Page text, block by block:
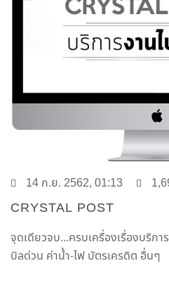
14 ก.ย. 2562, 01:13
CRYSTAL POST
จุดเดียวจบ...ครบเครื่องเรื่องบริก
บิลด่วน ค่าน้ำ-ไฟ บัตรเครดิต อื่นๆ